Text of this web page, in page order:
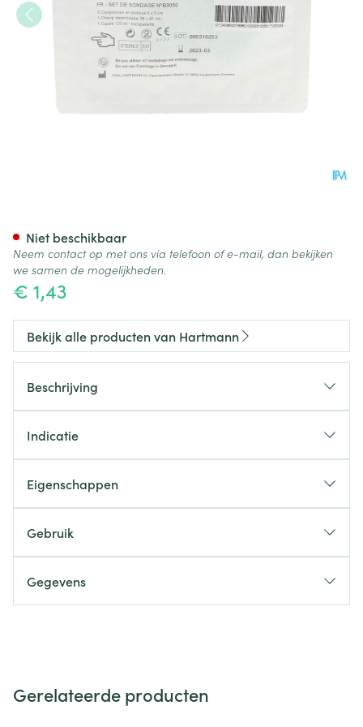
€ 1,43
Niet beschikbaar
Neem contact op met ons via telefoon of e-mail, dan bekijken
we samen de mogelijkheden.
Bekijk alle producten van Hartmann
Beschrijving
Indicatie
Eigenschappen
Gebruik
Gegevens
Gerelateerde producten